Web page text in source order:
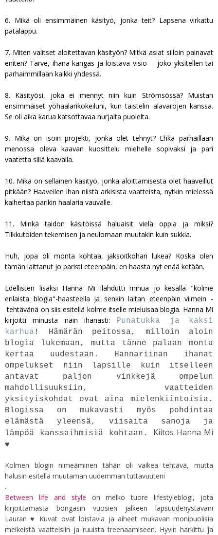
6. Mikä oli ensimmäinen käsityö, jonka teit? Lapsena virkattu
patalappu.
7. Miten valitset aloitettavan käsityön? Mitkä asiat silloin painavat
eniten? Tarve, ihana kangas ja loistava visio - joko yksitellen tai
parhaimmillaan kaikki yhdessä.
8. Käsityösi, joka ei mennyt niin kuin Strömsössä? Muistan
ensimmäiset yöhaalarikokeiluni, kun taistelin alavarojen kanssa.
Se oli aika karua katsottavaa nurjalta puolelta.
9. Mikä on isoin projekti, jonka olet tehnyt? Ehkä parhaillaan
menossa oleva kaavan kuosittelu miehelle sopivaksi ja pari
vaatetta sillä kaavalla.
10. Mikä on sellainen käsityö, jonka aloittamisesta olet haaveillut
pitkään? Haaveilen ihan niistä arkisista vaatteista, nytkin mielessä
kaihertaa parikin haalaria vauvalle.
11. Minkä taidon käsitöissä haluaisit vielä oppia ja miksi?
Tilkkutöiden tekemisen ja neulomaan muutakin kuin sukkia.
Huh, jopa oli monta kohtaa, jaksoitkohan lukea? Koska olen
tämän laittanut jo paristi eteenpäin, en haasta nyt enää ketään.
Edellisten lisäksi Hanna Mi ilahdutti minua jo kesällä "kolme
erilaista blogia"-haasteella ja senkin laitan eteenpäin viimein -
tehtävänä on siis esitellä kolme itselle mieluisaa blogia. Hanna Mi
kirjoitti minusta näin ihanasti: Punatukka ja kaksi
karhua ! Hämärän peitossa, milloin aloin
blogia lukemaan, mutta tänne palaan monta
kertaa uudestaan. Hannariinan ihanat
ompelukset niin lapsille kuin itselleen
antavat paljon vinkkejä ompelun
mahdollisuuksiin, vaatteiden
yksityiskohdat ovat aina mielenkiintoisia.
Blogissa on mukavasti myös pohdintaa
elämästä yleensä, viisaita sanoja ja
lämpöä kanssaihmisiä kohtaan. Kiitos Hanna Mi
♥
Kolmen blogin nimeäminen tähän oli vaikea tehtävä, mutta
halusin esitellä muutaman uudemman tuttavuuteni
.
Between life and style on melko tuore lifestyleblogi, jota
kirjoittamasta bongasin vuosien jälkeen lapsuudenystäväni
Lauran ♥ Kuvat ovat loistavia ja aiheet mukavan monipuolisia
meikeistä vaatteisiin ja ruuista treenaamiseen. Hyvin harkittu ja